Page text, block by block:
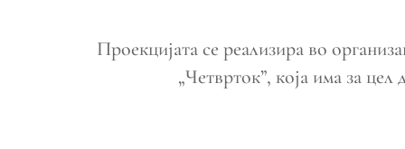
Проекцијата се реализира во
„Четврток”, која има за